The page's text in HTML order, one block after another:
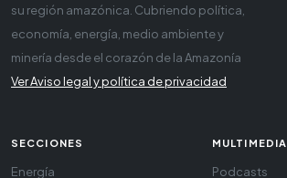
su región amazónica. Cubriendo política,
economía, energía, medio ambiente y
minería desde el corazón de la Amazonía
Ver Aviso legal y política de privacidad
SECCIONES
Energía
MULTIMEDIA
Podcasts